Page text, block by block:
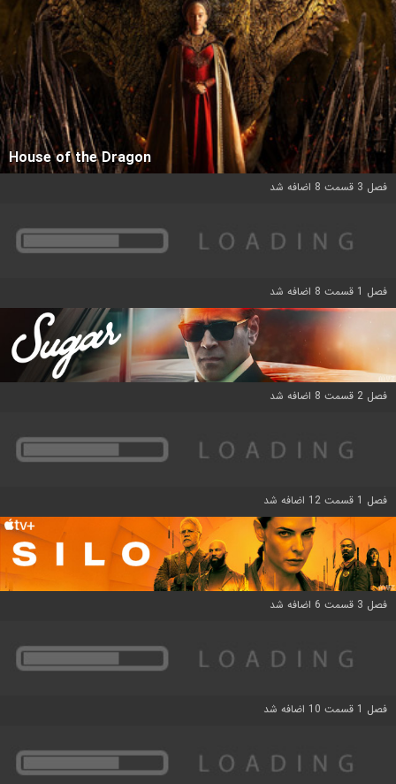
House of the Dragon
فصل 3 قسمت 8 اضافه شد
فصل 1 قسمت 8 اضافه شد
فصل 2 قسمت 8 اضافه شد
فصل 1 قسمت 12 اضافه شد
فصل 3 قسمت 6 اضافه شد
فصل 1 قسمت 10 اضافه شد